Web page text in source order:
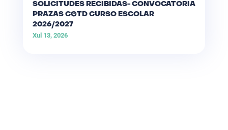
SOLICITUDES RECIBIDAS- CONVOCATORIA
PRAZAS CGTD CURSO ESCOLAR
2026/2027
Xul 13, 2026